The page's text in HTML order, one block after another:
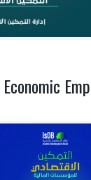
Economic